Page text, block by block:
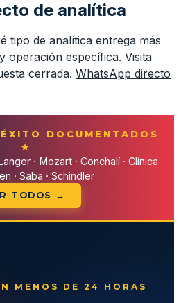
de analítica
tipo de analítica entrega más
operación específica. Visita
cerrada. WhatsApp directo
DOCUMENTADOS
★
· Mozart · Conchalí · Clínica
· Saba · Schindler
TODOS →
MENOS DE 24 HORAS